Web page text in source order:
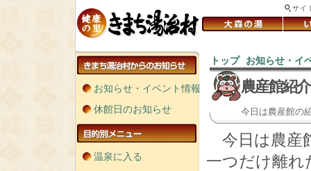
サイ
お知らせ・イベント情報
休館日のお知らせ
温泉に入る
トップ お知らせ・イ
農産館紹
今日は農産館の
今日は農産
一つだけ離れ